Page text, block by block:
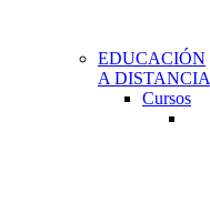
EDUCACIÓN
A DISTANCIA
Cursos